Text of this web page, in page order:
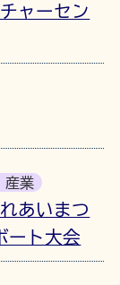
ャーセン
産業
あいまつ
ート大会